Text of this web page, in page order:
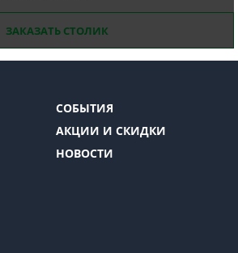
ЗАКАЗАТЬ СТОЛИК
СОБЫТИЯ
АКЦИИ И СКИДКИ
НОВОСТИ